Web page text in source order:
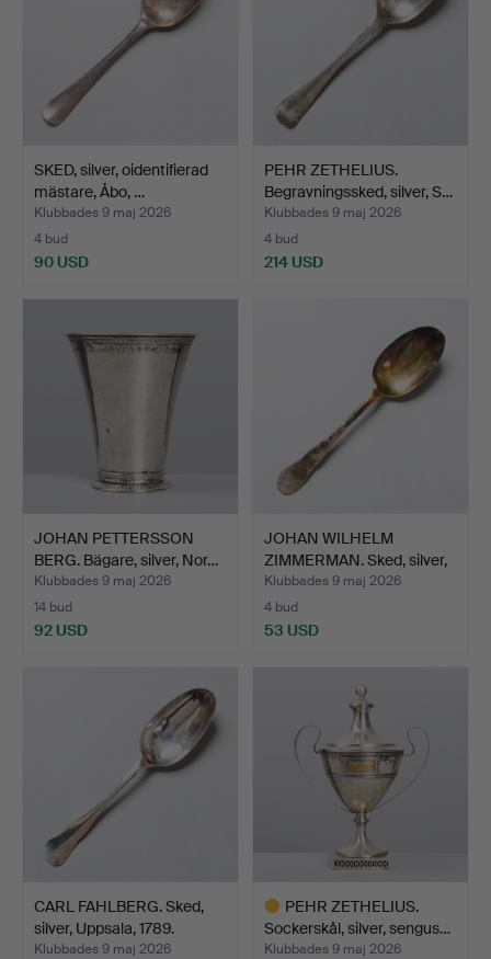
SKED, silver, oidentifierad
mästare, Åbo, …
Klubbades 9 maj 2026
4 bud
90 USD
PEHR ZETHELIUS.
Begravningssked, silver, S…
Klubbades 9 maj 2026
4 bud
214 USD
JOHAN PETTERSSON
BERG. Bägare, silver, Nor…
Klubbades 9 maj 2026
14 bud
92 USD
JOHAN WILHELM
ZIMMERMAN. Sked, silver,
Sto…
Klubbades 9 maj 2026
4 bud
53 USD
CARL FAHLBERG. Sked,
silver, Uppsala, 1789.
Klubbades 9 maj 2026
PEHR ZETHELIUS.
Sockerskål, silver, sengus…
Klubbades 9 maj 2026